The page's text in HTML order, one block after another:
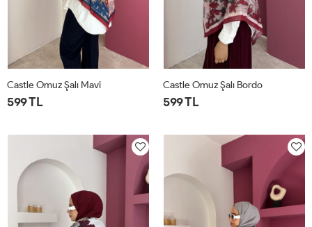
Castle Omuz Şalı Mavi
599 TL
Castle Omuz Şalı Bordo
599 TL